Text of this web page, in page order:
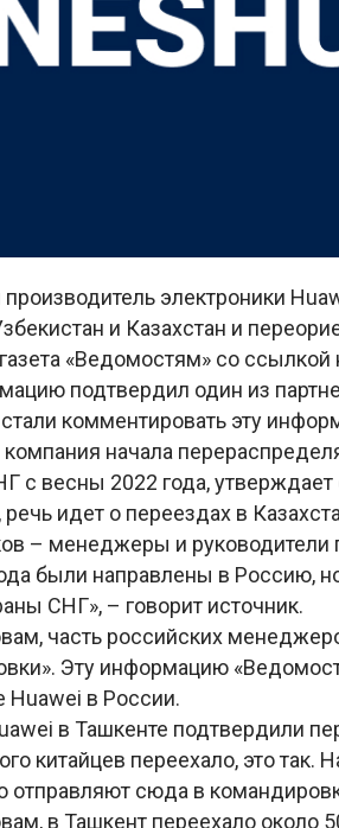
производитель электроники
и Казахстан и
газета «Ведомостям» со ссылкой
подтвердил один из
комментировать эту
компания начала
с весны 2022 года,
речь идет о переездах в
– менеджеры и руководители
были направлены в Россию,
СНГ», – говорит источник.
часть российских
Эту информацию
Huawei в России.
в Ташкенте подтвердили
китайцев переехало, это так.
отправляют сюда в
в Ташкент переехало около